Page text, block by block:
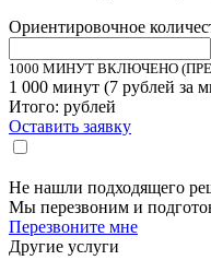
Ориентировочное
1000 МИНУТ ВКЛЮЧЕНО
1 000 минут (7 рублей за
Итого: рублей
Оставить заявку
Не нашли подходящего
Мы перезвоним и
Перезвоните мне
Другие услуги